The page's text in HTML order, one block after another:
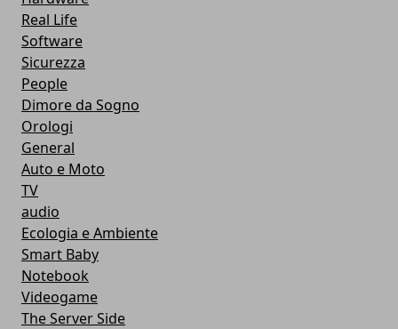
Real Life
Software
Sicurezza
People
Dimore da Sogno
Orologi
General
Auto e Moto
TV
audio
Ecologia e Ambiente
Smart Baby
Notebook
Videogame
The Server Side